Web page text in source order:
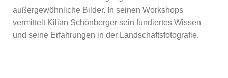
außergewöhnliche Bilder. In seinen Workshops
vermittelt Kilian Schönberger sein fundiertes Wissen
und seine Erfahrungen in der Landschaftsfotografie.